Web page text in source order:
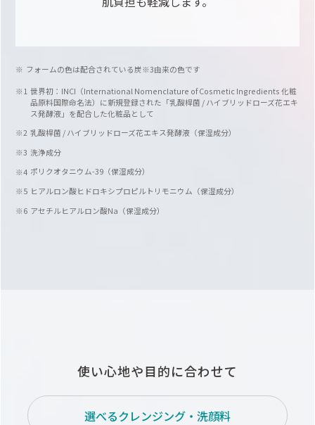
フォームの色は配合されている炭※3由来の色です
世界初：INCI（International Nomenclature of Cosmetic Ingredients 化粧
品原料国際命名法）に新規登録された「乳酸桿菌 / ハイブリッドローズ花エキ
ス発酵液」を配合した化粧品として
乳酸桿菌 / ハイブリッドローズ花エキス発酵液（保湿成分）
洗浄成分
ポリクオタニウム-39（保湿成分）
ヒアルロン酸ヒドロキシプロピルトリモニウム（保湿成分）
アセチルヒアルロン酸Na（保湿成分）
使い心地や目的に合わせて
選べるクレンジング・洗顔料